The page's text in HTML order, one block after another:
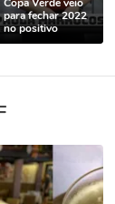
para fechar 2022
no positivo